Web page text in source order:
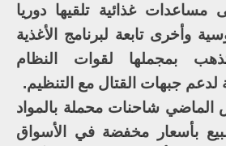
مساعدات غذائية تلقيها دوريا
وأخرى تابعة لبرنامج الأغذية
بمجملها لقوات النظام
لدعم جبهات القتال مع التنظيم.
شاحنات محملة بالمواد
بأسعار مخفضة في الأسواق